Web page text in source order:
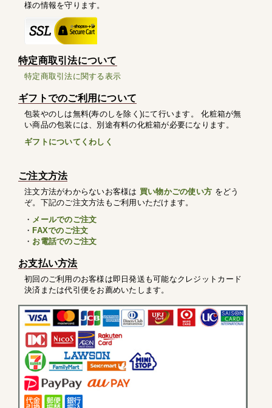
様の情報を守ります。
特定商取引法について
特定商取引法に関する表示
ギフトでのご利用について
包装やのしは無料(寿のしを除く)にて行います。 化粧箱が無
い商品の包装には、別途有料の化粧箱が必要になります。
ギフトについてくわしく
ご注文方法
注文方法がわからないお客様は 買い物かごの使い方 をどう
ぞ。下記のご注文方法もご利用いただけます。
・ メールでのご注文
・ FAXでのご注文
・ お電話でのご注文
お支払い方法
初回のご利用のお客様は即日発送も可能なクレジットカード
決済または代引便をお薦めいたします。